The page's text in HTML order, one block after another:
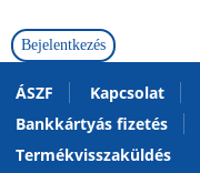
ÁSZF Kapcsolat
Bankkártyás fizetés
Termékvisszaküldés